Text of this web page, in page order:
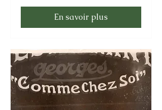
En savoir plus